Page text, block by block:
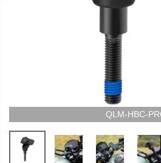
QLM-HBC-